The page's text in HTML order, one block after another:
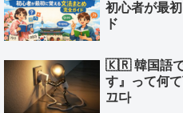
初心者が最
ド
🇰🇷 韓国語で
す』って何
끄다